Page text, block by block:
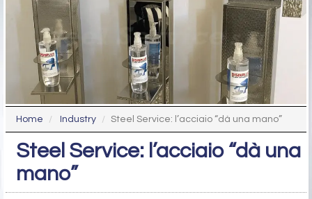
Home Industry Steel Service: l’acciaio “dà una mano”
Steel Service: l’acciaio “dà una
mano”